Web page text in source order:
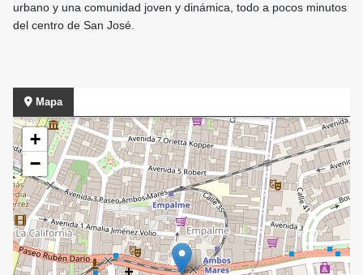
urbano y una comunidad joven y dinámica, todo a pocos minutos
del centro de San José.
Mapa
+
−